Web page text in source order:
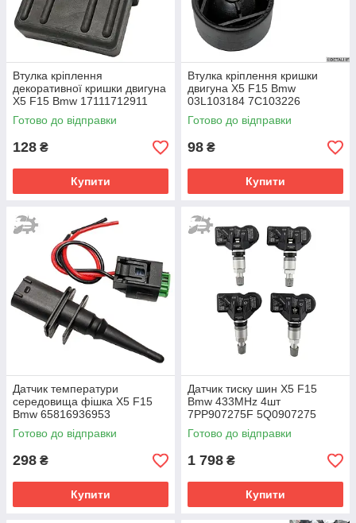
Втулка кріплення
декоративної кришки двигуна
X5 F15 Bmw 17111712911
Готово до відправки
128 ₴
Купити
Втулка кріплення кришки
двигуна X5 F15 Bmw
03L103184 7C103226
7C103226B
Готово до відправки
98 ₴
Купити
Датчик температури
середовища фішка X5 F15
Bmw 65816936953
65816905133 65810149842
Готово до відправки
298 ₴
Купити
Датчик тиску шин X5 F15
Bmw 433MHz 4шт
7PP907275F 5Q0907275
5Q0907275B
Готово до відправки
1 798 ₴
Купити